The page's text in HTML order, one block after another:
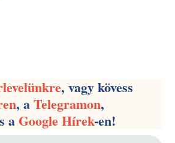
, vagy kövess
, aTelegramon,
aGoogle Hírek-en!